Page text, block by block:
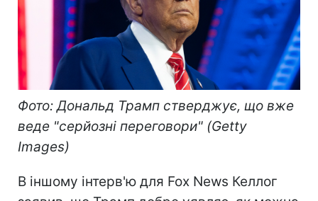
Фото: Дональд Трамп стверджує, що вже
веде "серйозні переговори" (Getty
Images)
В іншому інтерв'ю для Fox News Келлог